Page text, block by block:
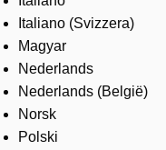
Italiano (Svizzera)
Magyar
Nederlands
Nederlands (België)
Norsk
Polski